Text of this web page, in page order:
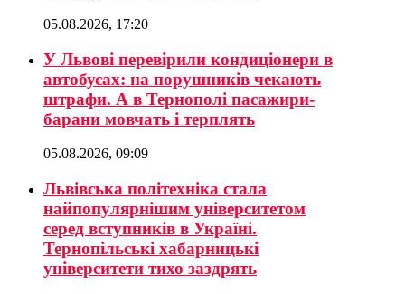
05.08.2026, 17:20
У Львові перевірили кондиціонери в
автобусах: на порушників чекають
штрафи. А в Тернополі пасажири-
барани мовчать і терплять
05.08.2026, 09:09
Львівська політехніка стала
найпопулярнішим університетом
серед вступників в Україні.
Тернопільські хабарницькі
університети тихо заздрять